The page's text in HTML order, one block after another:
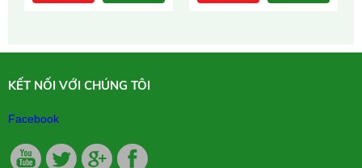
KẾT NỐI VỚI CHÚNG TÔI
Facebook